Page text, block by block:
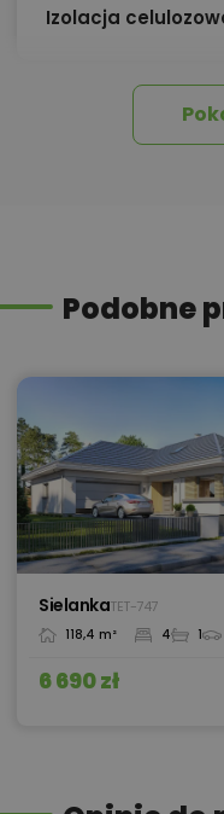
Izolacja
Kominek z DGP
Pakiet instalacja
Pakiet instalacja
Pakiet
Podobne
SielankaTET-747
118,4 m² 4 1
6 690 zł